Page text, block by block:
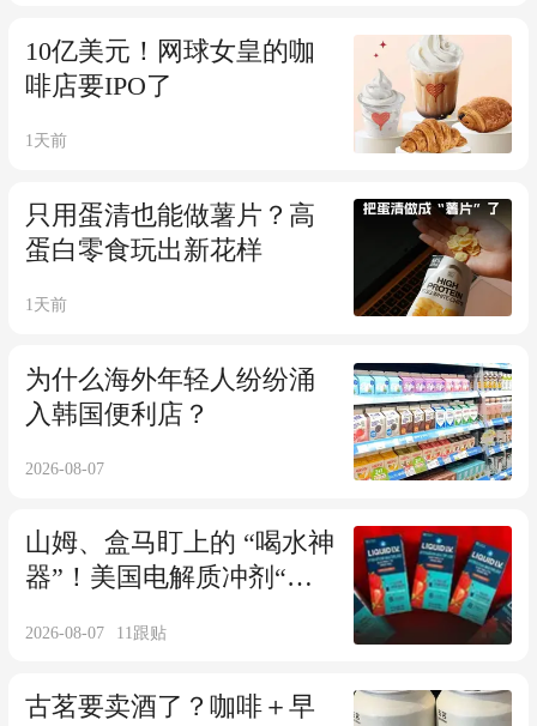
10亿美元！网球女皇的咖
啡店要IPO了
1天前
只用蛋清也能做薯片？高
蛋白零食玩出新花样
1天前
为什么海外年轻人纷纷涌
入韩国便利店？
2026-08-07
山姆、盒马盯上的 “喝水神
器”！美国电解质冲剂“黑
2026-08-07 11跟贴
古茗要卖酒了？咖啡＋早